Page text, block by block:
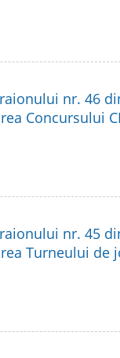
nr. 46
Concursului
nr. 45
Turneului de